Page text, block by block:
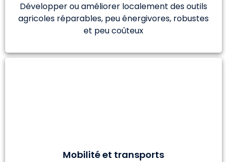
Développer ou améliorer localement des outils
agricoles réparables, peu énergivores, robustes
et peu coûteux
Mobilité et transports